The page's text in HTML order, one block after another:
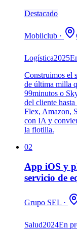
Destacado
Mobiiclub ·
Logística2025
Construimos el
de última milla
99minutos o
del cliente
Flex, Amazon,
con IA y
la flotilla.
02
App iOS y
servicio de
Grupo SEL ·
Salud2024En